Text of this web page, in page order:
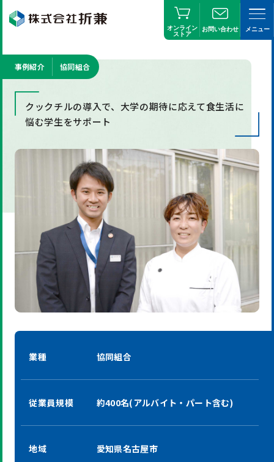
オンライン
ストア
お問い合わせ メニュー
事例紹介 協同組合
クックチルの導入で、大学の期待に応えて食生活に
悩む学生をサポート
業種 協同組合
従業員規模 約400名(アルバイト・パート含む)
地域 愛知県名古屋市